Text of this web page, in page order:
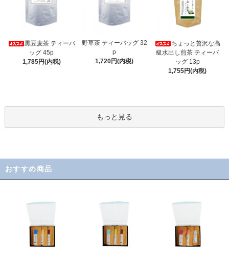
黒豆麦茶 ティーバ
ッグ 45p
1,785円(内税)
野草茶 ティーバッグ 32
p
1,720円(内税)
ちょっと贅沢な高
級水出し煎茶 ティーバ
ッグ 13p
1,755円(内税)
もっと見る
おすすめ商品